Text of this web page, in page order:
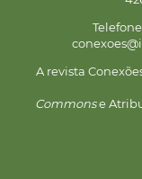
A revista
Commonse